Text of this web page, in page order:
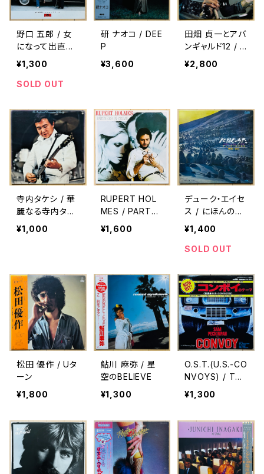
野口 五郎 / 女
になって出直せ
よ
¥1,300
SOLD OUT
研 ナオコ / DEE
P
¥3,600
田畑 貞一とアバ
ンギャルド12 / D
RUMMING BEA
T POPS VENU
¥2,800
寺内タケシ / 華
麗なる寺内タケ
シの世界
¥1,000
RUPERT HOL
MES / PARTNE
RS IN CRIME
¥1,600
デューク・エイセ
ス / にほんのう
た(第三集)
¥1,400
SOLD OUT
松田 優作 / Uタ
ーン
¥1,800
鮎川 麻弥 / 星
空のBELIEVE
¥1,300
O.S.T.(U.S.-CO
NVOYS) / THE
ME FROM CO
NVOY(コンボイ
¥1,300